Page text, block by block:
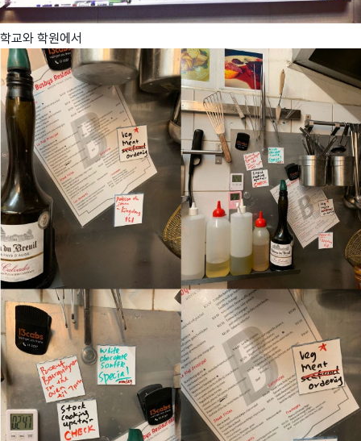
학교와 학원에서